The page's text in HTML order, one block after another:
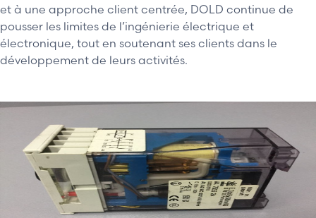
et à une approche client centrée, DOLD continue de
pousser les limites de l’ingénierie électrique et
électronique, tout en soutenant ses clients dans le
développement de leurs activités.